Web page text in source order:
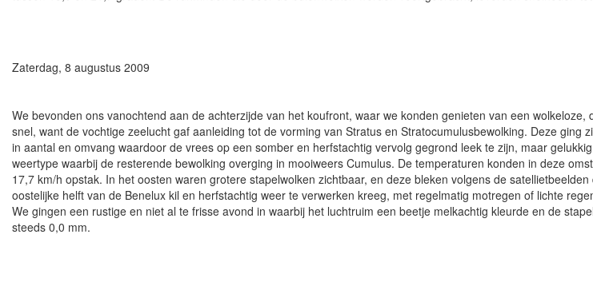
Zaterdag, 8 augustus 2009
We bevonden ons vanochtend aan de achterzijde van het koufront, waar we konden genieten van een
snel, want de vochtige zeelucht gaf aanleiding tot de vorming van Stratus en Stratocumulusbewolking. Deze
in aantal en omvang waardoor de vrees op een somber en herfstachtig vervolg gegrond leek te zijn, maar
weertype waarbij de resterende bewolking overging in mooiweers Cumulus. De temperaturen konden in deze
17,7 km/h opstak. In het oosten waren grotere stapelwolken zichtbaar, en deze bleken volgens de
oostelijke helft van de Benelux kil en herfstachtig weer te verwerken kreeg, met regelmatig motregen of lichte
We gingen een rustige en niet al te frisse avond in waarbij het luchtruim een beetje melkachtig kleurde en de
steeds 0,0 mm.